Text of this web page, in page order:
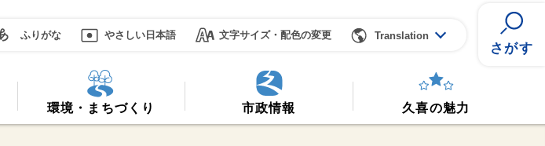
ふりがな やさしい日本語 文字サイズ・配色の変更 Translation
さがす
環境・まちづくり 市政情報 久喜の魅力